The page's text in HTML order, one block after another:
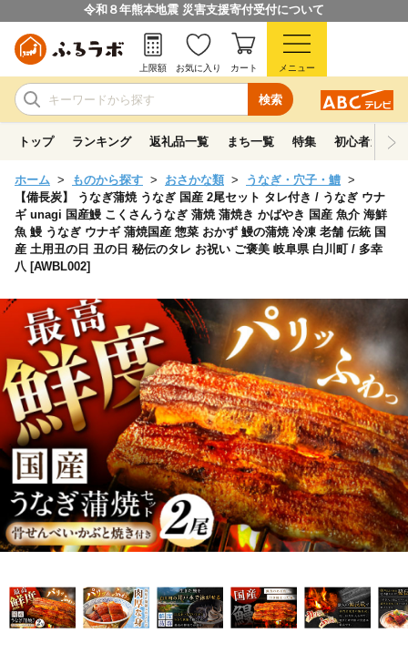
令和８年熊本地震 災害支援寄付受付について
検索
上限額 お気に入り カート メニュー
トップ ランキング 返礼品一覧 まち一覧 特集 初心者ガイド
ホーム ものから探す おさかな類
うなぎ・穴子・鱧
【備長炭】 うなぎ蒲焼 うなぎ 国産 2尾セット タレ付き / うなぎ ウナ
ギ unagi 国産鰻 こくさんうなぎ 蒲焼 蒲焼き かばやき 国産 魚介 海鮮
魚 鰻 うなぎ ウナギ 蒲焼国産 惣菜 おかず 鰻の蒲焼 冷凍 老舗 伝統 国
産 土用丑の日 丑の日 秘伝のタレ お祝い ご褒美 岐阜県 白川町 / 多幸
八 [AWBL002]